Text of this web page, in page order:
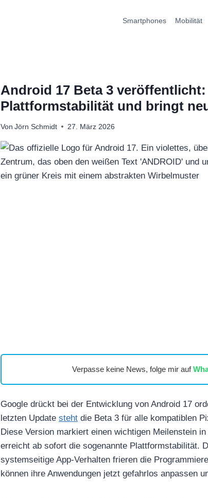
Smartphones Mobilität
Android 17 Beta 3
Plattformstabilität und bringt
Von Jörn Schmidt 27. März 2026
Verpasse keine News, folge mir auf
Google drückt bei der Entwicklung von Android 17
letzten Update steht die Beta 3 für alle kompatiblen
Diese Version markiert einen wichtigen Meilenstein
erreicht ab sofort die sogenannte Plattformstabilität.
systemseitige App-Verhalten frieren die
können ihre Anwendungen jetzt gefahrlos anpassen